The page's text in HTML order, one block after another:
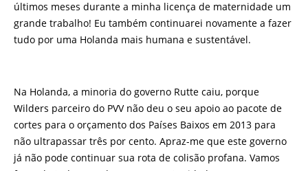
últimos meses durante a minha licença de maternidade um
grande trabalho! Eu também continuarei novamente a fazer
tudo por uma Holanda mais humana e sustentável.
Na Holanda, a minoria do governo Rutte caiu, porque
Wilders parceiro do PVV não deu o seu apoio ao pacote de
cortes para o orçamento dos Países Baixos em 2013 para
não ultrapassar três por cento. Apraz-me que este governo
já não pode continuar sua rota de colisão profana. Vamos